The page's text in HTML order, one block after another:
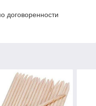
договоренности